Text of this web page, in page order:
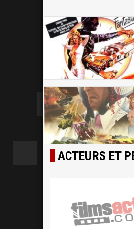
ACTEURS ET